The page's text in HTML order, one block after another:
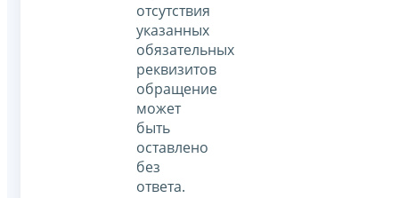
отсутствия
указанных
обязательных
реквизитов
обращение
может
быть
оставлено
без
ответа.